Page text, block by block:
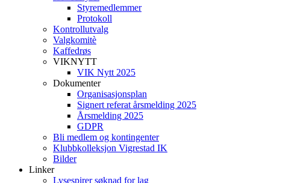
Styremedlemmer
Protokoll
Kontrollutvalg
Valgkomitè
Kaffedrøs
VIKNYTT
VIK Nytt 2025
Dokumenter
Organisasjonsplan
Signert referat årsmelding 2025
Årsmelding 2025
GDPR
Bli medlem og kontingenter
Klubbkolleksjon Vigrestad IK
Bilder
Linker
Lysespirer søknad for lag